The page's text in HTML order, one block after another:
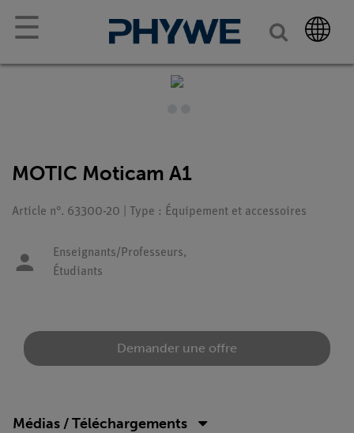
☰
MOTIC Moticam A1
Article n°. 63300-20 | Type : Équipement et accessoires
Enseignants/Professeurs,
Étudiants
Demander une offre
Médias / Téléchargements